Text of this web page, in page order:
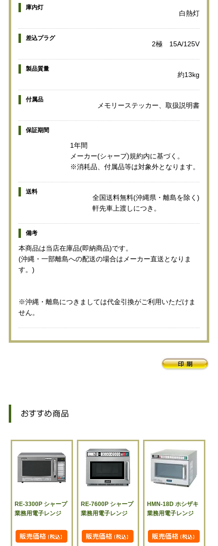
庫内灯
白熱灯
差込プラグ
2極 15A/125V
製品質量
約13kg
付属品
メモリーステッカー、取扱説明書
保証期間
1年間
メーカー(シャープ)規約内に基づく。
※消耗品、付属品等は対象外となります。
送料
全国送料無料(沖縄県・離島を除く)
軒先車上渡しにつき。
備考
本商品は当店在庫品(即納商品)です。
(沖縄・一部離島への配送の場合はメーカー直送となりま
す。)
※沖縄・離島につきましては代金引換がご利用いただけま
せん。
RE-3300P シャープ
業務用電子レンジ
RE-7600P シャープ
業務用電子レンジ
HMN-18D ホシザキ
業務用電子レンジ